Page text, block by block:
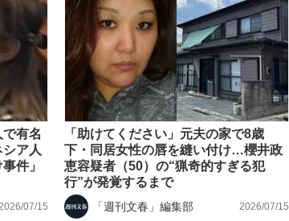
で有名
ア人
件」
07/15
「助けてください」元夫の家で8歳
下・同居女性の唇を縫い付け…櫻井政
恵容疑者（50）の“猟奇的すぎる犯
行”が発覚するまで
「週刊文春」編集部 2026/07/15